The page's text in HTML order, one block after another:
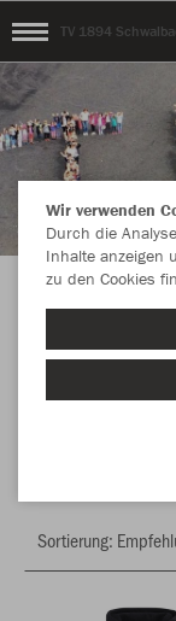
TV 1894
Herzlich
Wir verwenden
Durch die
Inhalte anzeigen
zu den Cookies